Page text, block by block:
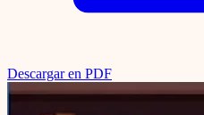
Descargar en PDF